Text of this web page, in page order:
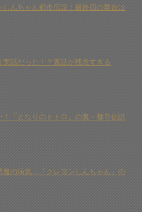
しんちゃん都市伝説！最終回の舞台は
実話だった！？裏話が残念すぎる
！「となりのトトロ」の裏・都市伝説
魔の病気…「クレヨンしんちゃん」の